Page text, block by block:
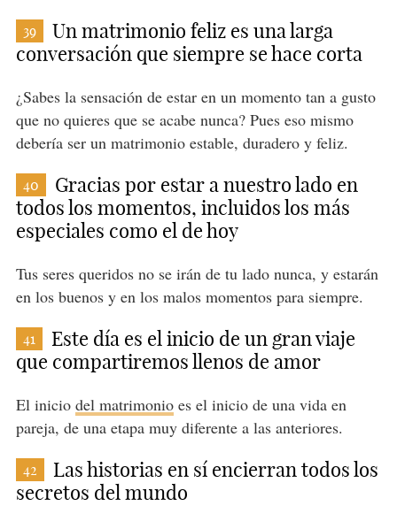
39
Un matrimonio feliz es una larga
conversación que siempre se hace corta
¿Sabes la sensación de estar en un momento tan a gusto
que no quieres que se acabe nunca? Pues eso mismo
debería ser un matrimonio estable, duradero y feliz.
40
Gracias por estar a nuestro lado en
todos los momentos, incluidos los más
especiales como el de hoy
Tus seres queridos no se irán de tu lado nunca, y estarán
en los buenos y en los malos momentos para siempre.
41
Este día es el inicio de un gran viaje
que compartiremos llenos de amor
El inicio del matrimonioes el inicio de una vida en
pareja, de una etapa muy diferente a las anteriores.
42
Las historias en sí encierran todos los
secretos del mundo